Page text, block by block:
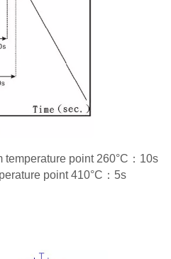
temperature point 260°C：10s
point 410°C：5s